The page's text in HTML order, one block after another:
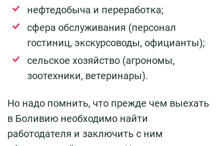
нефтедобыча и переработка;
сфера обслуживания (персонал
гостиниц, экскурсоводы, официанты);
сельское хозяйство (агрономы,
зоотехники, ветеринары).
Но надо помнить, что прежде чем выехать
в Боливию необходимо найти
работодателя и заключить с ним